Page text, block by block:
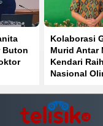
Buton
Kolaborasi
Murid Antar
Kendari
Nasional